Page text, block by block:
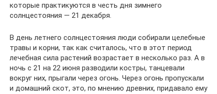
которые практикуются в честь дня зимнего
солнцестояния — 21 декабря.
В день летнего солнцестояния люди собирали целебные
травы и корни, так как считалось, что в этот период
лечебная сила растений возрастает в несколько раз. А в
ночь с 21 на 22 июня разводили костры, танцевали
вокруг них, прыгали через огонь. Через огонь пропускали
и домашний скот, это, по мнению древних, придавало ему